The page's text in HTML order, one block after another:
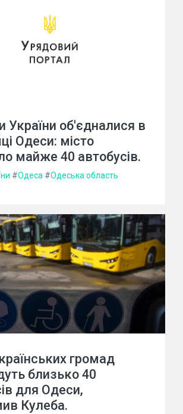
України об'єдналися в
Одеси: місто
майже 40 автобусів.
#Одеса #Одеська область
громад
близько 40
для Одеси,
Кулеба.